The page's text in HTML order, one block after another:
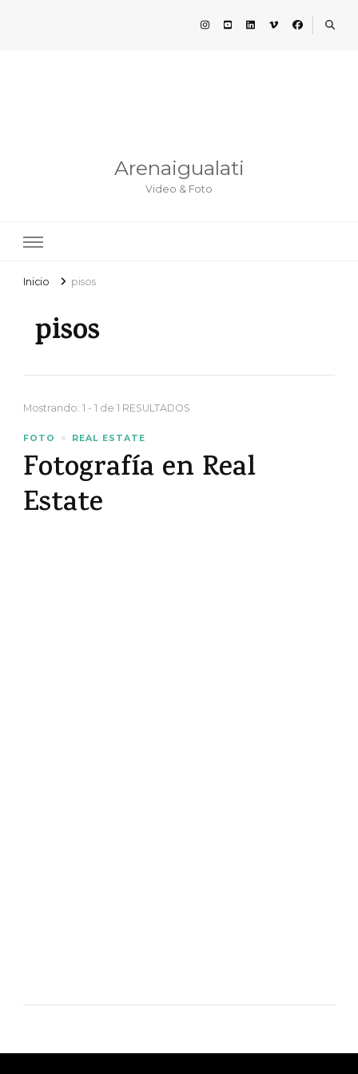
Arenaigualati
Video & Foto
Inicio pisos
pisos
Mostrando: 1 - 1 de 1 RESULTADOS
FOTO REAL ESTATE
Fotografía en Real
Estate